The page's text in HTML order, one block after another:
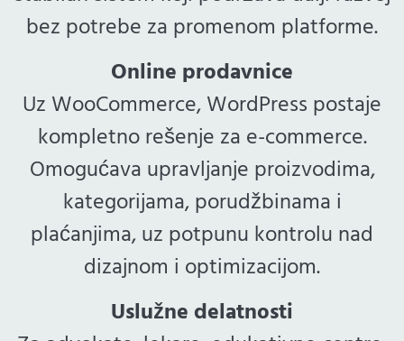
bez potrebe za promenom platforme.
Online prodavnice
Uz WooCommerce, WordPress postaje
kompletno rešenje za e-commerce.
Omogućava upravljanje proizvodima,
kategorijama, porudžbinama i
plaćanjima, uz potpunu kontrolu nad
dizajnom i optimizacijom.
Uslužne delatnosti